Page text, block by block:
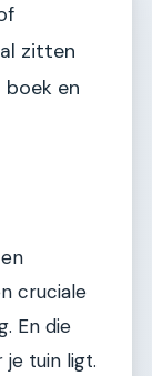
zitten
en
cruciale
En die
je tuin ligt.